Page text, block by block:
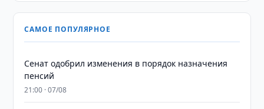
САМОЕ ПОПУЛЯРНОЕ
Сенат одобрил изменения в порядок назначения
пенсий
21:00 · 07/08